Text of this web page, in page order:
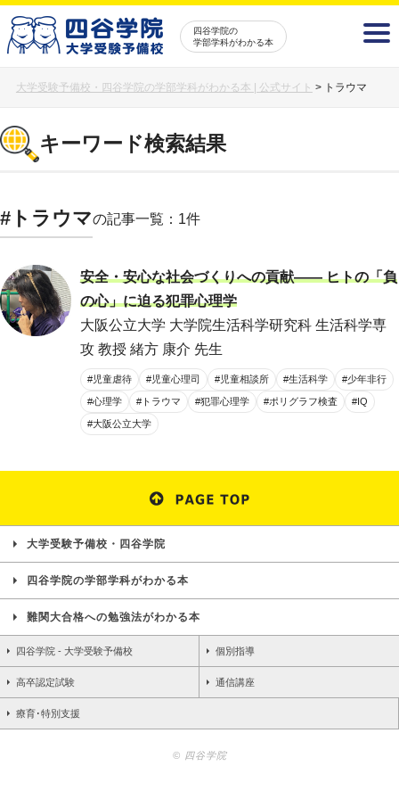
四谷学院の
学部学科がわかる本
大学受験予備校・四谷学院の学部学科がわかる本 | 公式サイト > トラウマ
キーワード検索結果
#トラウマの記事一覧：1件
安全・安心な社会づくりへの貢献―― ヒトの「負
の心」に迫る犯罪心理学
大阪公立大学 大学院生活科学研究科 生活科学専
攻 教授 緒方 康介 先生
#児童虐待 #児童心理司 #児童相談所 #生活科学 #少年非行
#心理学 #トラウマ #犯罪心理学 #ポリグラフ検査 #IQ
#大阪公立大学
大学受験予備校・四谷学院
四谷学院の学部学科がわかる本
難関大合格への勉強法がわかる本
四谷学院 - 大学受験予備校 個別指導
高卒認定試験 通信講座
療育･特別支援
© 四谷学院